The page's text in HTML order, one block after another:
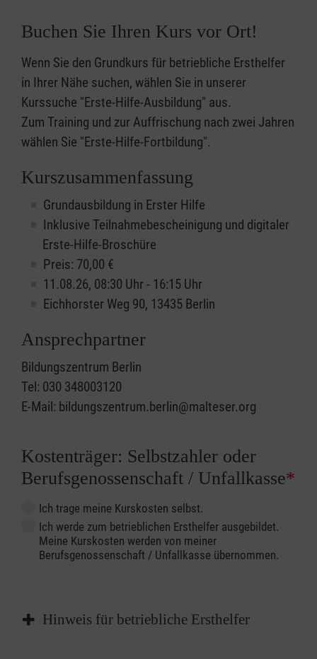
Buchen Sie Ihren Kurs vor Ort!
Wenn Sie den Grundkurs für betriebliche Ersthelfer
in Ihrer Nähe suchen, wählen Sie in unserer
Kurssuche "Erste-Hilfe-Ausbildung" aus.
Zum Training und zur Auffrischung nach zwei Jahren
wählen Sie "Erste-Hilfe-Fortbildung".
Kurszusammenfassung
Grundausbildung in Erster Hilfe
Inklusive Teilnahmebescheinigung und digitaler
Erste-Hilfe-Broschüre
Preis: 70,00 €
11.08.26, 08:30 Uhr - 16:15 Uhr
Eichhorster Weg 90, 13435 Berlin
Ansprechpartner
Bildungszentrum Berlin
Tel: 030 348003120
E-Mail: bildungszentrum.berlin@malteser.org
Kostenträger: Selbstzahler oder
Berufsgenossenschaft / Unfallkasse*
Ich trage meine Kurskosten selbst.
Ich werde zum betrieblichen Ersthelfer ausgebildet.
Meine Kurskosten werden von meiner
Berufsgenossenschaft / Unfallkasse übernommen.
Hinweis für betriebliche Ersthelfer